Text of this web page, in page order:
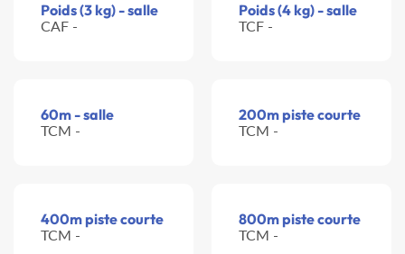
Poids (3 kg) - salle
CAF -
Poids (4 kg) - salle
TCF -
60m - salle
TCM -
200m piste courte
TCM -
400m piste courte
TCM -
800m piste courte
TCM -